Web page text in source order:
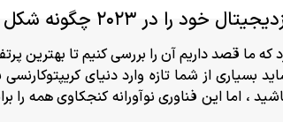
خود را در ۲۰۲۳ چگونه شکل دهم؟
که ما قصد داریم آن را بررسی کنیم تا بهترین
شاید بسیاری از شما تازه وارد دنیای
، اما این فناوری نوآورانه کنجکاوی همه را